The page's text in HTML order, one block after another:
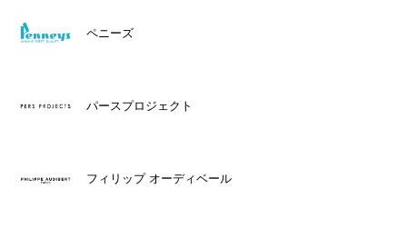
ペニーズ
パースプロジェクト
フィリップ オーディベール